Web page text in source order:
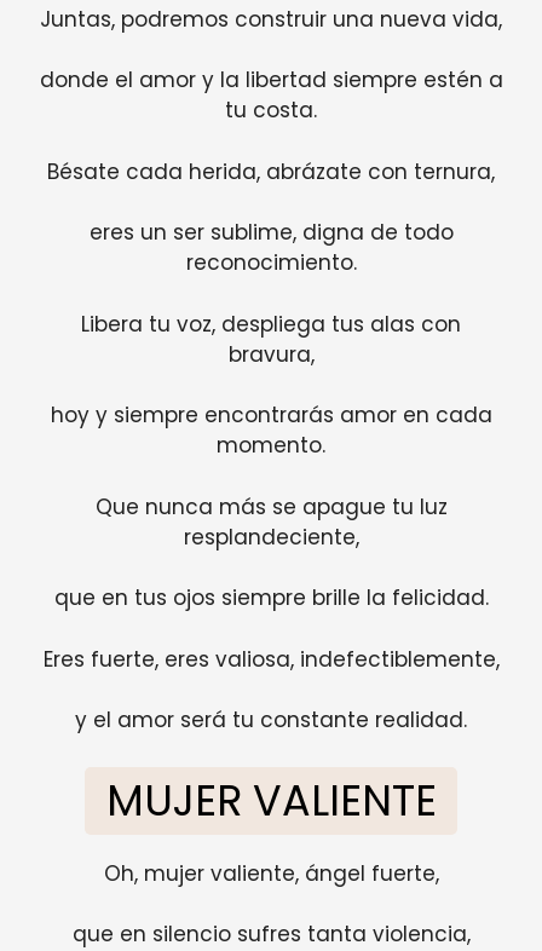
Juntas, podremos construir una nueva vida,
donde el amor y la libertad siempre estén a
tu costa.
Bésate cada herida, abrázate con ternura,
eres un ser sublime, digna de todo
reconocimiento.
Libera tu voz, despliega tus alas con
bravura,
hoy y siempre encontrarás amor en cada
momento.
Que nunca más se apague tu luz
resplandeciente,
que en tus ojos siempre brille la felicidad.
Eres fuerte, eres valiosa, indefectiblemente,
y el amor será tu constante realidad.
MUJER VALIENTE
Oh, mujer valiente, ángel fuerte,
que en silencio sufres tanta violencia,